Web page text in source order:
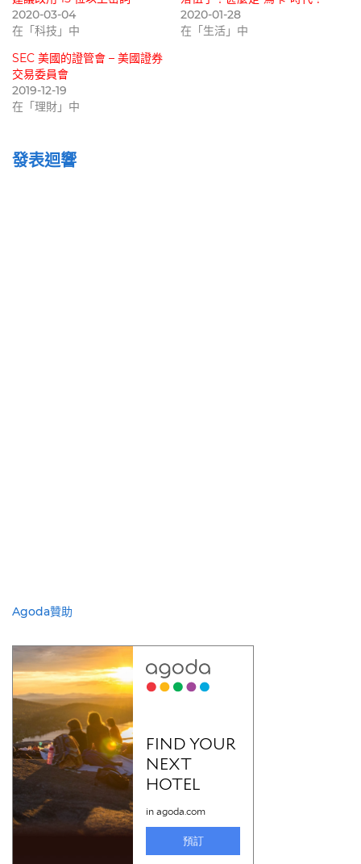
2020-03-04
在「科技」中
2020-01-28
在「生活」中
SEC 美國的證管會 – 美國證券
交易委員會
2019-12-19
在「理財」中
發表迴響
Agoda贊助